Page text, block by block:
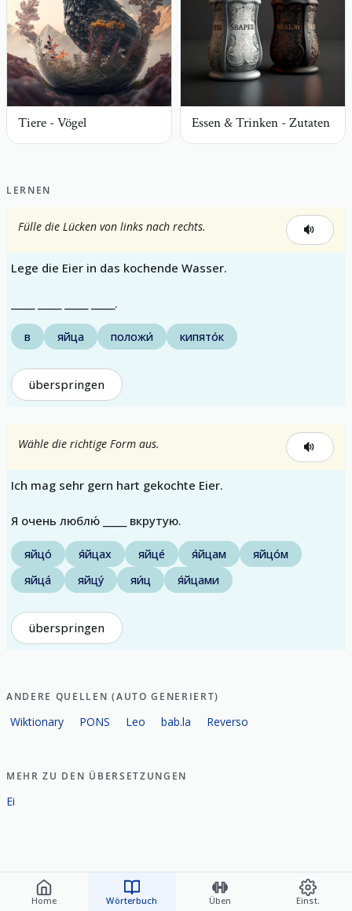
Home Wörterbuch Üben Einst.
Tiere - Vögel Essen & Trinken - Zutaten
LERNEN
Fülle die Lücken von links nach rechts.
Lege die Eier in das kochende Wasser.
_____ _____ _____ _____.
в яйца положи́ кипято́к
überspringen
Wähle die richtige Form aus.
Ich mag sehr gern hart gekochte Eier.
Я очень люблю́ _____ вкрутую.
яйцо́ я́йцах яйце́ я́йцам
яйцо́м
яйца́
яйцу́ яи́ц я́йцами
überspringen
ANDERE QUELLEN (AUTO GENERIERT)
Wiktionary PONS Leo bab.la Reverso
MEHR ZU DEN ÜBERSETZUNGEN
Ei